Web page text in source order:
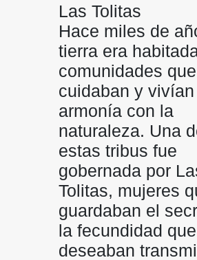
Las Tolitas
Hace miles de
tierra era
comunidades que
cuidaban y
armonía con la
naturaleza. Una
estas tribus fue
gobernada por
Tolitas, mujeres
guardaban el
la fecundidad que
deseaban